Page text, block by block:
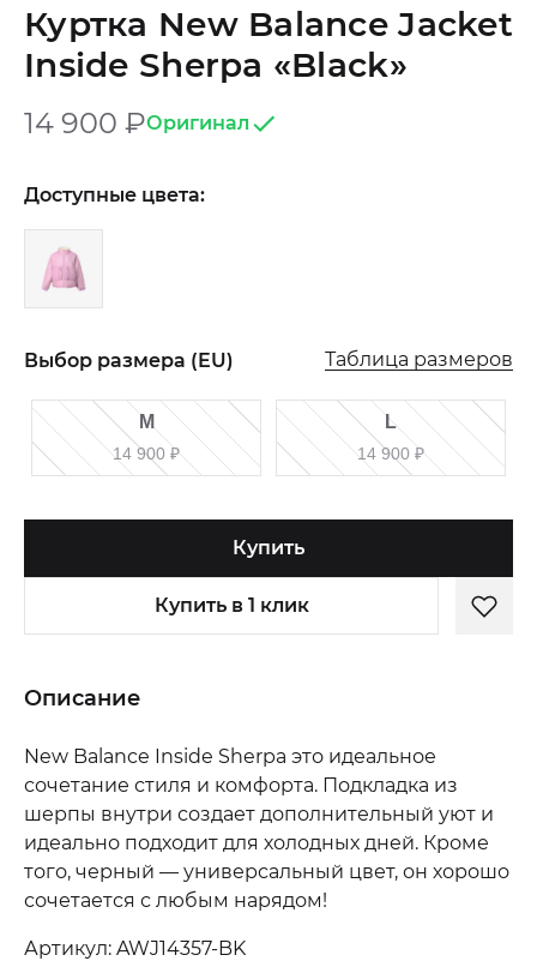
Куртка New Balance Jacket
Inside Sherpa «Black»
14 900 ₽Оригинал
Доступные цвета:
Выбор размера (EU) Таблица размеров
M
14 900 ₽
L
14 900 ₽
Купить
Купить в 1 клик
Описание
New Balance Inside Sherpa это идеальное
сочетание стиля и комфорта. Подкладка из
шерпы внутри создает дополнительный уют и
идеально подходит для холодных дней. Кроме
того, черный — универсальный цвет, он хорошо
сочетается с любым нарядом!
Артикул: AWJ14357-BK